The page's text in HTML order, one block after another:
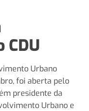
Urbano
foi aberta pelo
presidente da
Urbano e